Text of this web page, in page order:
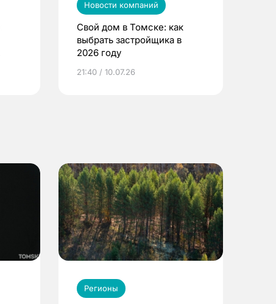
Новости компаний
Свой дом в Томске: как
выбрать застройщика в
2026 году
21:40 / 10.07.26
Регионы